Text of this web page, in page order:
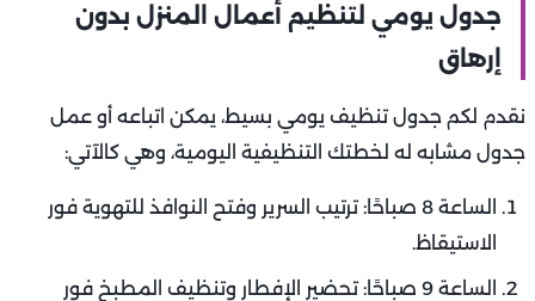
جدول يومي لتنظيم أعمال المنزل بدون
إرهاق
نقدم لكم جدول تنظيف يومي بسيط، يمكن اتباعه أو عمل
جدول مشابه له لخطتك التنظيفية اليومية، وهي كالآتي:
الساعة 8 صباحًا: ترتيب السرير وفتح النوافذ للتهوية فور
الاستيقاظ.
الساعة 9 صباحًا: تحضير الإفطار وتنظيف المطبخ فور